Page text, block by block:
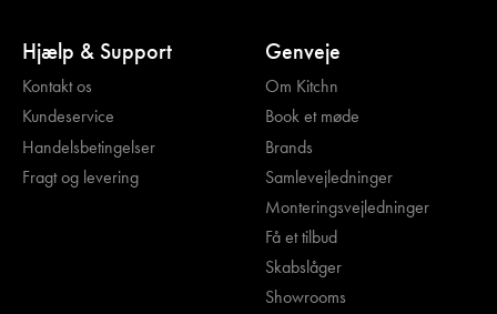
Hjælp & Support
Kontakt os
Kundeservice
Handelsbetingelser
Fragt og levering
Genveje
Om Kitchn
Book et møde
Brands
Samlevejledninger
Monteringsvejledninger
Få et tilbud
Skabslåger
Showrooms